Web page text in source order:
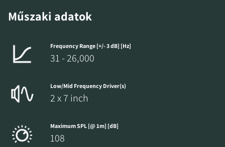
Műszaki adatok
Frequency Range [+/- 3 dB] [Hz]
31 - 26,000
Low/Mid Frequency Driver(s)
2 x 7 inch
Maximum SPL [@ 1m] [dB]
108